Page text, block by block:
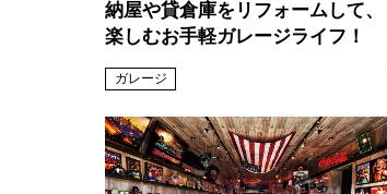
納屋や貸倉庫をリフォームして、
楽しむお手軽ガレージライフ！
ガレージ